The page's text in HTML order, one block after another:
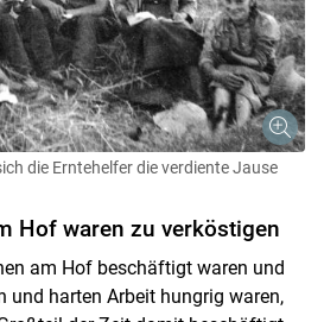
die Erntehelfer die verdiente Jause
Hof waren zu verköstigen
am Hof beschäftigt waren und
und harten Arbeit hungrig waren,